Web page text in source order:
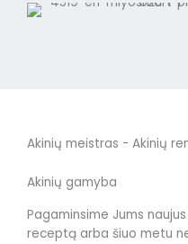
Akinių meistras - Akinių
Akinių gamyba
Pagaminsime Jums
receptą arba šiuo metu